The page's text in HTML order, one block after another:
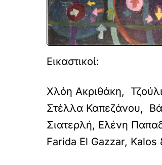
Εικαστικοί:
Χλόη Ακριθάκη,
Στέλλα Καπεζάνου,
Σιατερλή, Ελένη
Farida El Gazzar,